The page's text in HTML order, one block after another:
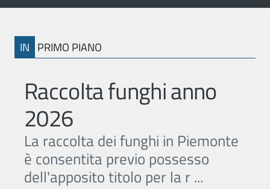
IN PRIMO PIANO
Raccolta funghi anno
2026
La raccolta dei funghi in Piemonte
è consentita previo possesso
dell'apposito titolo per la r ...